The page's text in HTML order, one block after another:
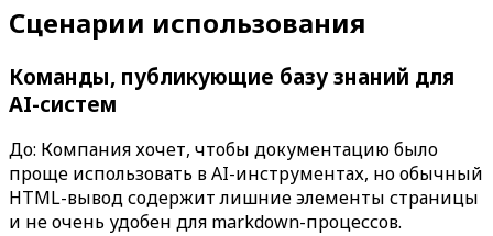
Сценарии использования
Команды, публикующие базу знаний для
AI-систем
До: Компания хочет, чтобы документацию было
проще использовать в AI-инструментах, но обычный
HTML-вывод содержит лишние элементы страницы
и не очень удобен для markdown-процессов.